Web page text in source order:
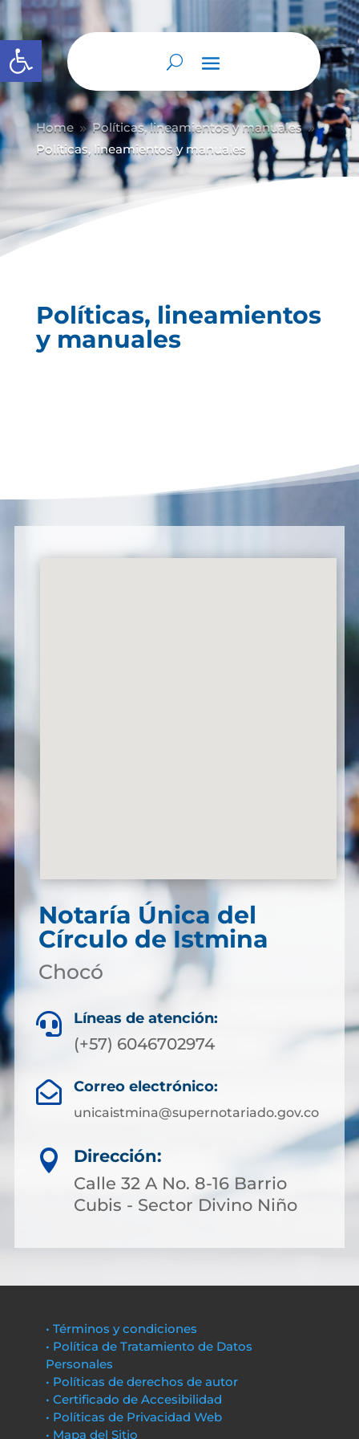
Abrir barra de herramientas
Home 9 Políticas, lineamientos y manuales 9
Políticas, lineamientos y manuales
Políticas, lineamientos
y manuales
Notaría Única del
Círculo de Istmina
Chocó
 Líneas de atención:
(+57) 6046702974
 Correo electrónico:
unicaistmina@supernotariado.gov.co

Dirección:
Calle 32 A No. 8-16 Barrio
Cubis - Sector Divino Niño
• Términos y condiciones
• Política de Tratamiento de Datos
Personales
• Políticas de derechos de autor
• Certificado de Accesibilidad
• Políticas de Privacidad Web
• Mapa del Sitio